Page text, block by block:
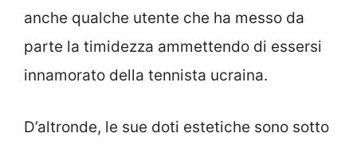
anche qualche utente che ha messo da
parte la timidezza ammettendo di essersi
innamorato della tennista ucraina.
D’altronde, le sue doti estetiche sono sotto